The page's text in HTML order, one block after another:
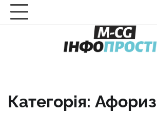
Перейти
Категорія: